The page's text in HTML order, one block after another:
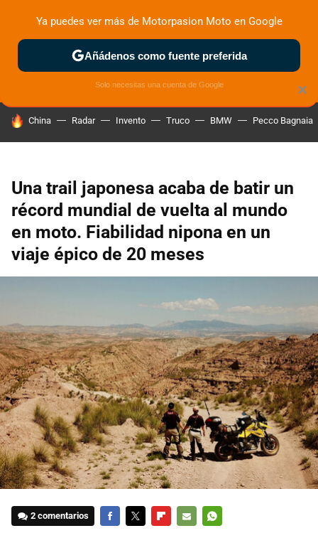
ZONA DE PRUEBAS DEPORTIVAS MOTOS ELÉCTRICAS
HOY SE HABLA DE
China Radar Invento Truco BMW Pecco Bagnaia
Una trail japonesa acaba de batir un
récord mundial de vuelta al mundo
en moto. Fiabilidad nipona en un
viaje épico de 20 meses
2 comentarios
×
Ya puedes ver más de Motorpasion Moto en Google
Añádenos como fuente preferida
Solo necesitas una cuenta de Google